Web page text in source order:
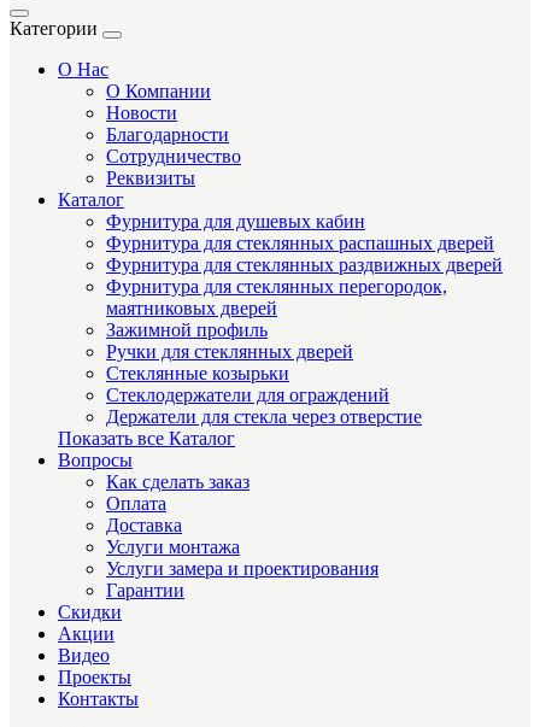
Категории
О Нас
О Компании
Новости
Благодарности
Сотрудничество
Реквизиты
Каталог
Фурнитура для душевых кабин
Фурнитура для стеклянных распашных дверей
Фурнитура для стеклянных раздвижных дверей
Фурнитура для стеклянных перегородок,
маятниковых дверей
Зажимной профиль
Ручки для стеклянных дверей
Стеклянные козырьки
Стеклодержатели для ограждений
Держатели для стекла через отверстие
Показать все Каталог
Вопросы
Как сделать заказ
Оплата
Доставка
Услуги монтажа
Услуги замера и проектирования
Гарантии
Скидки
Акции
Видео
Проекты
Контакты